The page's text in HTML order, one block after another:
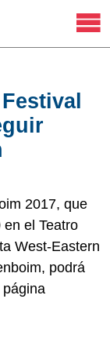
2017, que
el Teatro
West-Eastern
podrá